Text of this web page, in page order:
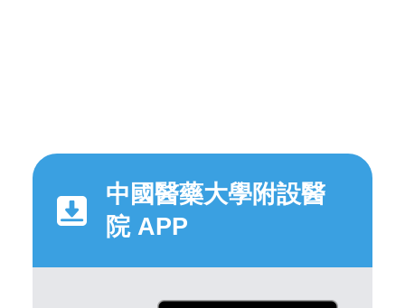
中國醫藥大學附設醫
院 APP